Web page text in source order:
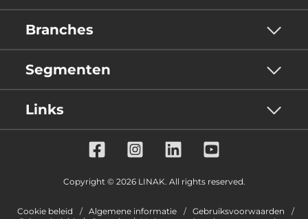
Branches
Segmenten
Links
Copyright © 2026 LINAK. All rights reserved.
Cookie beleid Algemene informatie
Gebruiksvoorwaarden